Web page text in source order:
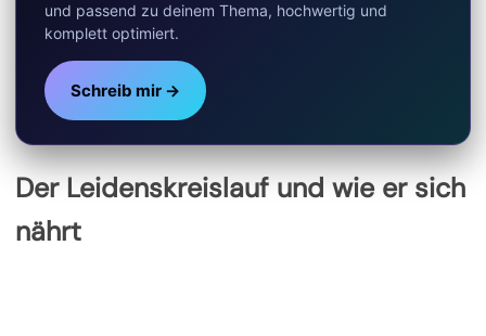
und passend zu deinem Thema, hochwertig und
komplett optimiert.
Schreib mir →
Der Leidenskreislauf und wie er sich
nährt